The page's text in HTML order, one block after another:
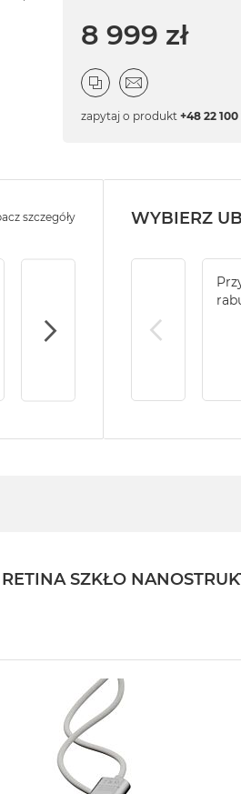
8 999 zł
zapytaj o produkt +48 22 100
Service Pack Gold - 2 lata
szczegóły WYBIERZ
SZKŁO